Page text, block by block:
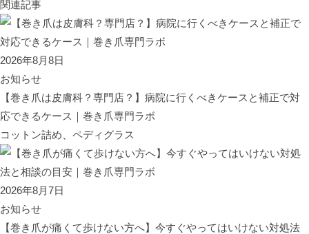
関連記事
2026年8月8日
お知らせ
【巻き爪は皮膚科？専門店？】病院に行くべきケースと補正で対
応できるケース｜巻き爪専門ラボ
コットン詰め、ペディグラス
2026年8月7日
お知らせ
【巻き爪が痛くて歩けない方へ】今すぐやってはいけない対処法